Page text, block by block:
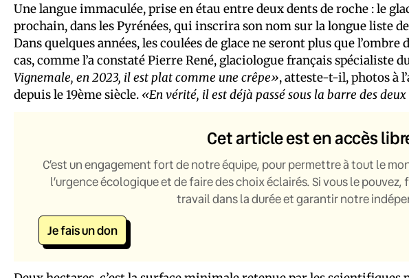
Une langue immaculée, prise en étau entre deux dents de roche : le
prochain, dans les Pyrénées, qui inscrira son nom sur la longue liste
Dans quelques années, les coulées de glace ne seront plus que l’ombre
cas, comme l’a constaté Pierre René, glaciologue français spécialiste
Vignemale, en 2023, il est plat comme une crêpe», atteste-t-il, photos à
depuis le 19ème siècle. «En vérité, il est déjà passé sous la barre des
Cet article est en accès
C’est un engagement fort de notre équipe, pour permettre à tout le
l’urgence écologique et de faire des choix éclairés. Si vous le
travail dans la durée et garantir notre
Je fais un don